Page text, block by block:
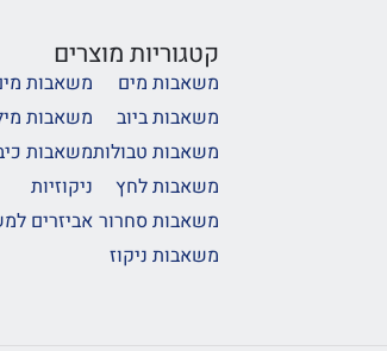
קטגוריות מוצרים
משאבות מים
משאבות ביוב
משאבות טבולות
משאבות לחץ
משאבות סחרור
משאבות ניקוז
משאבות
משאבות
משאבות
ניקוזיות
אביזרים